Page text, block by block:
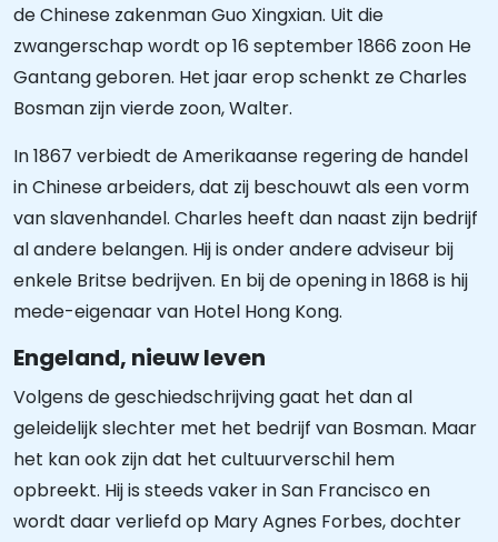
de Chinese zakenman Guo Xingxian. Uit die
zwangerschap wordt op 16 september 1866 zoon He
Gantang geboren. Het jaar erop schenkt ze Charles
Bosman zijn vierde zoon, Walter.
In 1867 verbiedt de Amerikaanse regering de handel
in Chinese arbeiders, dat zij beschouwt als een vorm
van slavenhandel. Charles heeft dan naast zijn bedrijf
al andere belangen. Hij is onder andere adviseur bij
enkele Britse bedrijven. En bij de opening in 1868 is hij
mede-eigenaar van Hotel Hong Kong.
Engeland, nieuw leven
Volgens de geschiedschrijving gaat het dan al
geleidelijk slechter met het bedrijf van Bosman. Maar
het kan ook zijn dat het cultuurverschil hem
opbreekt. Hij is steeds vaker in San Francisco en
wordt daar verliefd op Mary Agnes Forbes, dochter